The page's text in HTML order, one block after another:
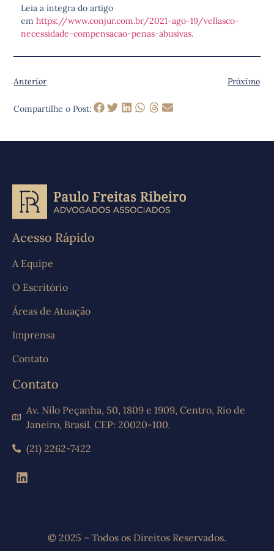
Leia a íntegra do artigo
emhttps://www.conjur.com.br/2021-ago-19/vellasco-
necessidade-compensacao-penas-abusivas.
Anterior Próximo
Compartilhe o Post:
Acesso Rápido
A Equipe
O Escritório
Áreas de Atuação
Imprensa
Contato
Contato
Av. Nilo Peçanha, 50, 1809 e 1909, Centro, Rio de
Janeiro, Brasil. CEP: 20020-100.
(21) 2262-7422
© 2025 – Todos os Direitos Reservados.